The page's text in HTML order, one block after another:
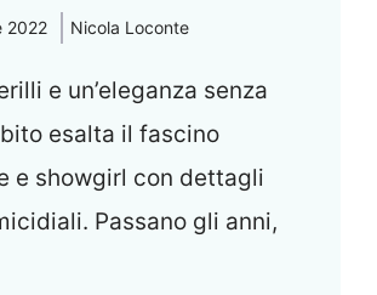
2022 Nicola Loconte
e un’eleganza senza
esalta il fascino
e showgirl con dettagli
Passano gli anni,